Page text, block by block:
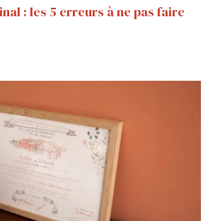
: les 5 erreurs à ne pas faire